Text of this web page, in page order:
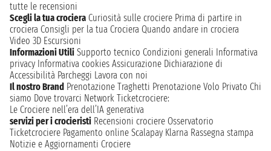
tutte le recensioni
Scegli la tua crociera Curiosità sulle crociere Prima di partire in
crociera Consigli per la tua Crociera Quando andare in crociera
Video 3D Escursioni
Informazioni Utili Supporto tecnico Condizioni generali Informativa
privacy Informativa cookies Assicurazione Dichiarazione di
Accessibilità Parcheggi Lavora con noi
Il nostro Brand Prenotazione Traghetti Prenotazione Volo Privato Chi
siamo Dove trovarci Network Ticketcrociere:
Le Crociere nell’era dell’IA generativa
servizi per i crocieristi Recensioni crociere Osservatorio
Ticketcrociere Pagamento online Scalapay Klarna Rassegna stampa
Notizie e Aggiornamenti Crociere